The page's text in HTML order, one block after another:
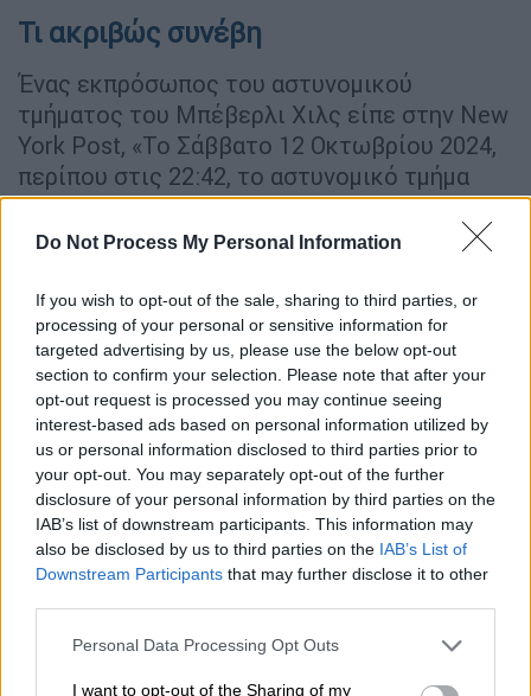
Do Not Process My Personal Information
If you wish to opt-out of the sale, sharing to third parties, or
processing of your personal or sensitive information for
targeted advertising by us, please use the below opt-out
section to confirm your selection. Please note that after your
opt-out request is processed you may continue seeing
interest-based ads based on personal information utilized by
us or personal information disclosed to third parties prior to
your opt-out. You may separately opt-out of the further
disclosure of your personal information by third parties on the
IAB’s list of downstream participants. This information may
also be disclosed by us to third parties on the IAB’s List of
Downstream Participants that may further disclose it to other
Please note that this website/app uses one or more Google
not limited to your visit or usage behaviour. You may click to
Personal Data Processing Opt Outs
I want to opt-out of the Sharing of my
Τι ακριβώς συνέβη
Ένας εκπρόσωπος του αστυνομικού
τμήματος του Μπέβερλι Χιλς είπε στην New
York Post, «Το Σάββατο 12 Οκτωβρίου 2024,
περίπου στις 22:42, το αστυνομικό τμήμα
του Μπέβερλι Χιλς απάντησε στη «Ζώνη
Ασφαλείας» στο 464 North Rexford Drive
ένα πιθανό περιστατικό ενδοοικογενειακής
βίας».
«Οι αξιωματικοί διεξήγαγαν έρευνα και με
βάση δηλώσεις και τραυματισμούς, η
Francesca Ruth Fisher Eastwood του Λος
Άντζελεςσυνελήφθη για κακούργημα, PC
273.5 – Domestic Violence, και κρατήθηκε
στη φυλακή BHPD», πρόσθεσε ο
εκπρόσωπος.
Σύμφωνα με το ρεπορτάζ, η Φραντσέσκαείχε
λεκτική διαμάχη με τον φίλο της